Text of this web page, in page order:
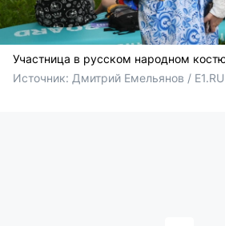
Участница в русском народном
Источник: Дмитрий Емельянов / E1.RU